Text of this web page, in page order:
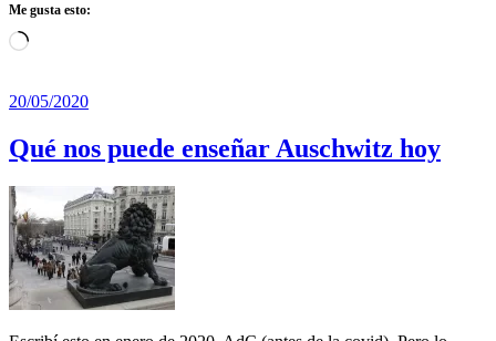
Me gusta esto:
Cargando...
20/05/2020
Qué nos puede enseñar Auschwitz hoy